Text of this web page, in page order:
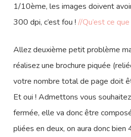
1/10ème, les images doivent
300 dpi, c’est fou ! //Qu’est ce
Allez deuxième petit problème
réalisez une brochure piquée
votre nombre total de page doit
Et oui ! Admettons vous
fermée, elle va donc être
pliées en deux, on aura donc bien